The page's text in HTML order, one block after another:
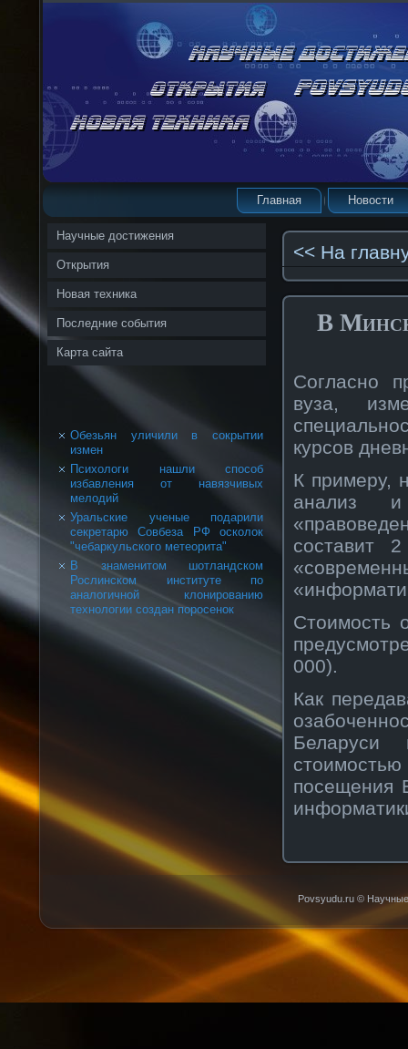
Главная Новости
Научные достижения
Открытия
Новая техника
Последние события
Карта сайта
Обезьян уличили в сокрытии
измен
Психологи нашли способ
избавления от навязчивых
мелодий
Уральские ученые подарили
секретарю Совбеза РФ осколок
"чебаркульского метеорита"
В знаменитом шотландском
Рослинском институте по
аналогичной клонированию
технологии создан поросенок
<< На
В
Согласно
вуза,
курсов
К примеру,
анализ и
составит
Стоимость
000).
Как
Беларуси
посещения
Povsyudu.ru © Научные